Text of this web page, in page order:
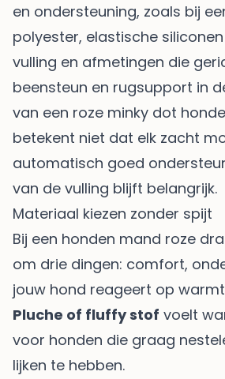
en ondersteuning, zoals bij
polyester, elastische
vulling en afmetingen die
beensteun en rugsupport in
van een roze minky dot
betekent niet dat elk zacht
automatisch goed
van de vulling blijft belangrijk.
Materiaal kiezen zonder spijt
Bij een honden mand roze
om drie dingen: comfort,
jouw hond reageert op
Pluche of fluffy stof voelt
voor honden die graag
lijken te hebben.